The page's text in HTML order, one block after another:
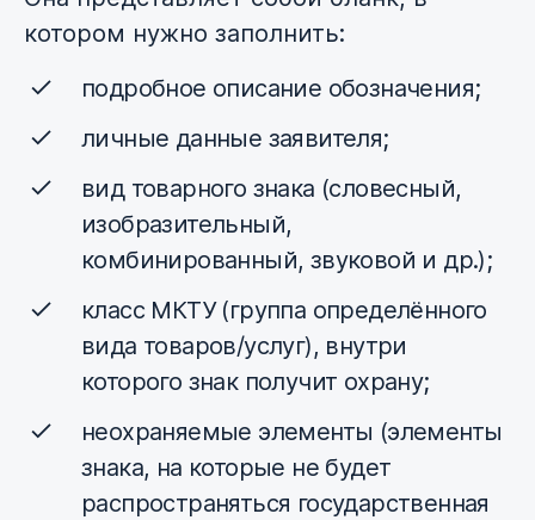
котором нужно заполнить:
подробное описание обозначения;
личные данные заявителя;
вид товарного знака (словесный,
изобразительный,
комбинированный, звуковой и др.);
класс МКТУ (группа определённого
вида товаров/услуг), внутри
которого знак получит охрану;
неохраняемые элементы (элементы
знака, на которые не будет
распространяться государственная